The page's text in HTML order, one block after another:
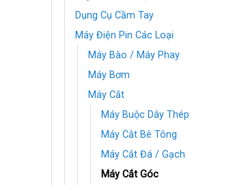
Dụng Cụ Cầm Tay
Máy Điện Pin Các Loại
Máy Bào / Máy Phay
Máy Bơm
Máy Cắt
Máy Buộc Dây Thép
Máy Cắt Bê Tông
Máy Cắt Đá / Gạch
Máy Cắt Góc